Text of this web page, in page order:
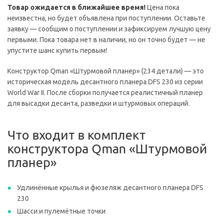
Товар ожидается в ближайшее время!Цена пока
неизвестна, но будет объявлена при поступлении. Оставьте
заявку — сообщим о поступлении и зафиксируем лучшую цену
первыми. Пока товара нет в наличии, но он точно будет — не
упустите шанс купить первым!
Конструктор Qman «Штурмовой планер» (234 детали) — это
историческая модель десантного планера DFS 230 из серии
World War II. После сборки получается реалистичный планер
для высадки десанта, разведки и штурмовых операций.
Что входит в комплект
конструктора Qman «Штурмовой
планер»
Удлинённые крылья и фюзеляж десантного планера DFS
230
Шасси и пулемётные точки